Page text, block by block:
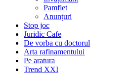
Pamflet
Anunțuri
Stop joc
Juridic Cafe
De vorba cu doctorul
Arta rafinamentului
Pe aratura
Trend XXI